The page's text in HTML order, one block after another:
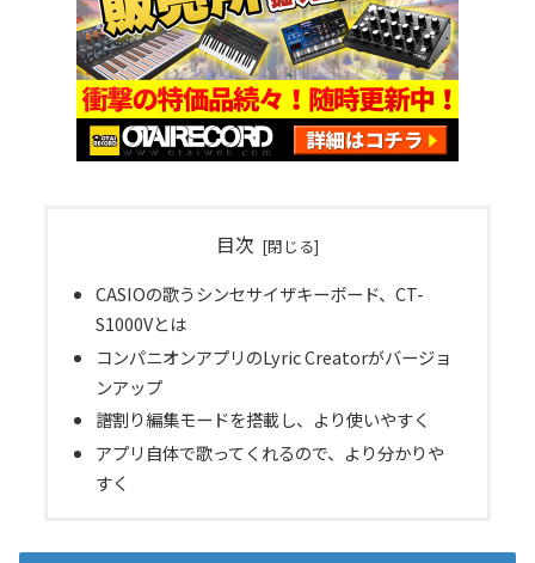
目次
CASIOの歌うシンセサイザキーボード、CT-
S1000Vとは
コンパニオンアプリのLyric Creatorがバージョ
ンアップ
譜割り編集モードを搭載し、より使いやすく
アプリ自体で歌ってくれるので、より分かりや
すく